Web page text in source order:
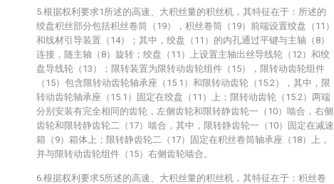
5.根据权利要求1所述的高速、大积丝量的积丝机，其特征在于：所述的
绞盘积丝部分包括积丝卷筒（19），积丝卷筒（19）前端设置绞盘（11）
和线材引导装置（14）；其中，绞盘（11）的内孔通过平键与主轴（8）
连接，随主轴（8）旋转；绞盘（11）上设置主轴出丝导线轮（12）和绞
盘导线轮（13）；限转装置为限转动齿轮组件（15），限转动齿轮组件
（15）包含限转动齿轮轴承座（15.1）和限转动齿轮（15.2），其中，限
转动齿轮轴承座（15.1）固定在绞盘（11）上；限转动齿轮（15.2）两端
分别安装有完全相同的齿轮，左侧齿轮和限转静齿轮一（10）啮合，右侧
齿轮和限转静齿轮二（17）啮合，其中，限转静齿轮一（10）固定在减速
箱（9）箱体上；限转静齿轮二（17）固定在积丝卷筒轴承座（18）上，
并与限转动齿轮组件（15）右侧齿轮啮合。
6.根据权利要求5所述的高速、大积丝量的积丝机，其特征在于：积丝卷